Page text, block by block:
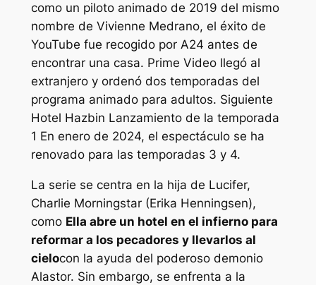
como un piloto animado de 2019 del mismo
nombre de Vivienne Medrano, el éxito de
YouTube fue recogido por A24 antes de
encontrar una casa. Prime Video llegó al
extranjero y ordenó dos temporadas del
programa animado para adultos. Siguiente
Hotel Hazbin Lanzamiento de la temporada
1 En enero de 2024, el espectáculo se ha
renovado para las temporadas 3 y 4.
La serie se centra en la hija de Lucifer,
Charlie Morningstar (Erika Henningsen),
como Ella abre un hotel en el infierno para
reformar a los pecadores y llevarlos al
cielocon la ayuda del poderoso demonio
Alastor. Sin embargo, se enfrenta a la